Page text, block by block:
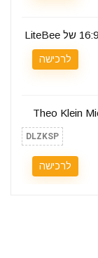
לרכישה
DLZKSP
לרכישה